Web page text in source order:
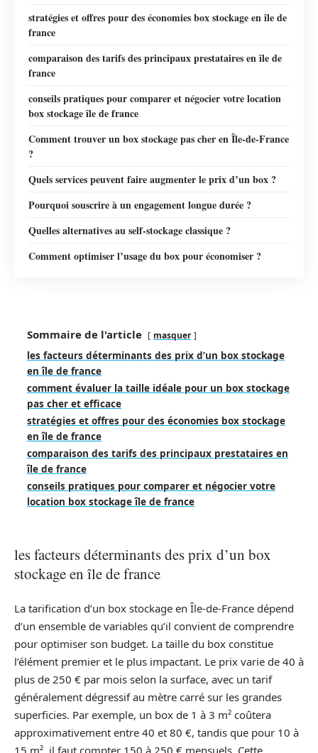
stratégies et offres pour des économies box stockage en île de
france
comparaison des tarifs des principaux prestataires en île de
france
conseils pratiques pour comparer et négocier votre location
box stockage île de france
Comment trouver un box stockage pas cher en Île-de-France
?
Quels services peuvent faire augmenter le prix d’un box ?
Pourquoi souscrire à un engagement longue durée ?
Quelles alternatives au self-stockage classique ?
Comment optimiser l’usage du box pour économiser ?
Sommaire de l'article masquer
les facteurs déterminants des prix d’un box stockage
en île de france
comment évaluer la taille idéale pour un box stockage
pas cher et efficace
stratégies et offres pour des économies box stockage
en île de france
comparaison des tarifs des principaux prestataires en
île de france
conseils pratiques pour comparer et négocier votre
location box stockage île de france
les facteurs déterminants des prix d’un box
stockage en île de france
La tarification d’un box stockage en Île-de-France dépend
d’un ensemble de variables qu’il convient de comprendre
pour optimiser son budget. La taille du box constitue
l’élément premier et le plus impactant. Le prix varie de 40 à
plus de 250 € par mois selon la surface, avec un tarif
généralement dégressif au mètre carré sur les grandes
superficies. Par exemple, un box de 1 à 3 m² coûtera
approximativement entre 40 et 80 €, tandis que pour 10 à
15 m², il faut compter 150 à 250 € mensuels. Cette